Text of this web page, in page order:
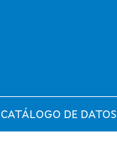
CATÁLOGO DE DATOS